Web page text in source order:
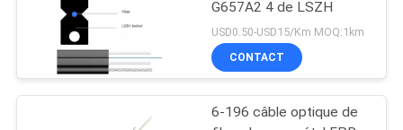
G657A2 4 de LSZH
USD0.50-USD15/Km MOQ:1km
CONTACT
6-196 câble optique de